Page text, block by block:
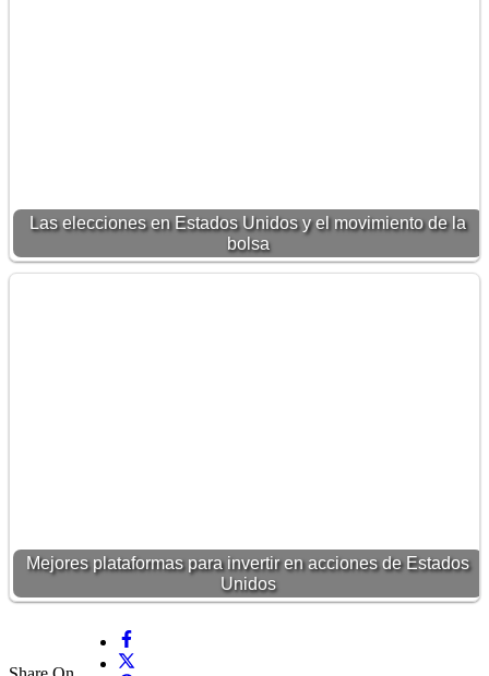
Las elecciones en Estados Unidos y el movimiento de la
bolsa
Mejores plataformas para invertir en acciones de Estados
Unidos